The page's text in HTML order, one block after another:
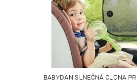
BABYDAN SLNEČNÁ CLONA